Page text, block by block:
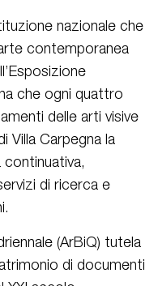
nazionale che
contemporanea
che ogni quattro
delle arti visive
Villa Carpegna la
continuativa,
di ricerca e
(ArBiQ) tutela
di documenti